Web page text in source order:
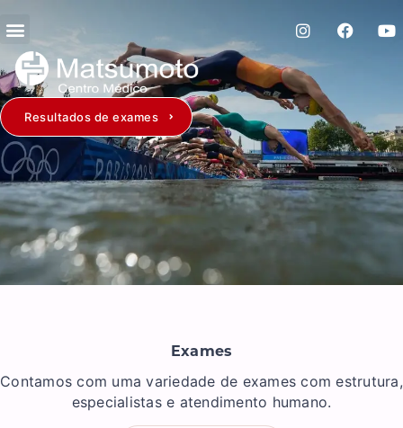
Resultados de exames
Exames
Contamos com uma variedade de exames com estrutura,
especialistas e atendimento humano.